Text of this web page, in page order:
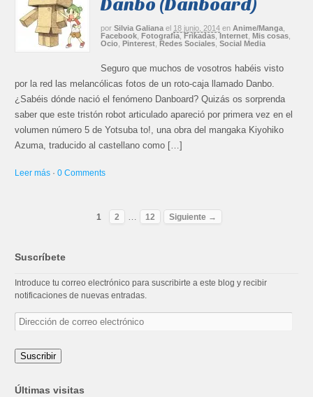
Danbo (Danboard)
por Silvia Galiana el 18 junio, 2014 en Anime/Manga
Facebook ,Fotografía,Frikadas,Internet ,Mis cosas
Ocio ,Pinterest ,Redes Sociales ,Social Media
Seguro que muchos de vosotros habéis visto
por la red las melancólicas fotos de un roto-caja llamado Danbo.
¿Sabéis dónde nació el fenómeno Danboard? Quizás os sorprenda
saber que este tristón robot articulado apareció por primera vez en el
volumen número 5 de Yotsuba to!, una obra del mangaka Kiyohiko
Azuma, traducido al castellano como […]
Leer más ·0 Comments
1 2 12 Siguiente →
Suscríbete
Introduce tu correo electrónico para suscribirte a este blog y recibir
notificaciones de nuevas entradas.
Dirección
de
electrónico
Suscribir
Últimas visitas